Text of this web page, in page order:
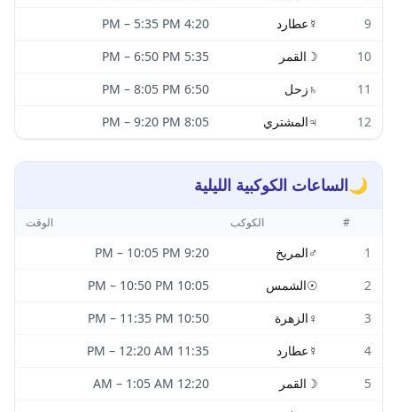
9
☿ عطارد 4:20 PM
– 5:35 PM
10
☽ القمر 5:35 PM
– 6:50 PM
11
♄ زحل 6:50 PM
– 8:05 PM
12
♃المشتري 8:05 PM
– 9:20 PM
🌙الساعات الكوكبية الليلية
# الكوكب الوقت
1
♂المريخ 9:20 PM
– 10:05 PM
2
☉الشمس 10:05 PM
– 10:50 PM
3
♀ الزهرة 10:50 PM
– 11:35 PM
4
☿ عطارد 11:35 PM
– 12:20 AM
5
☽ القمر 12:20 AM
– 1:05 AM